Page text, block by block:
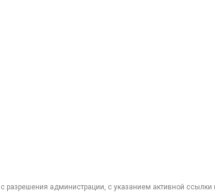
администрации, с указанием активной ссылки